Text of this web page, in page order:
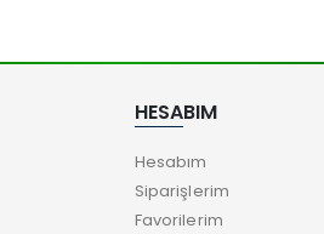
HESABIM
Hesabım
Siparişlerim
Favorilerim